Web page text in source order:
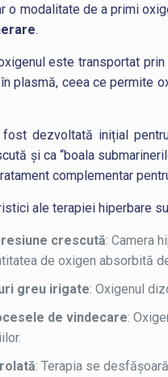
o modalitate de a primi
.
este transportat
plasmă, ceea ce permite
fost dezvoltată inițial
și ca “boala
complementar
ale terapiei hiperbare
crescută: Camera
de oxigen absorbită
greu irigate: Oxigenul
de vindecare:
: Terapia se